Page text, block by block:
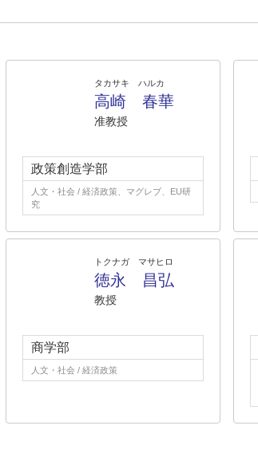
タカサキ ハルカ
高崎 春華
准教授
政策創造学部
人文・社会 / 経済政策、マグレブ、EU研
究
トクナガ マサヒロ
徳永 昌弘
教授
商学部
人文・社会 / 経済政策